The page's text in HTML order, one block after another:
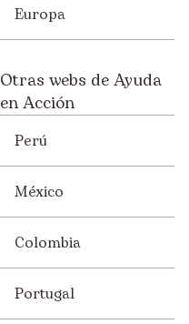
Europa
Otras webs de Ayuda
en Acción
Perú
México
Colombia
Portugal